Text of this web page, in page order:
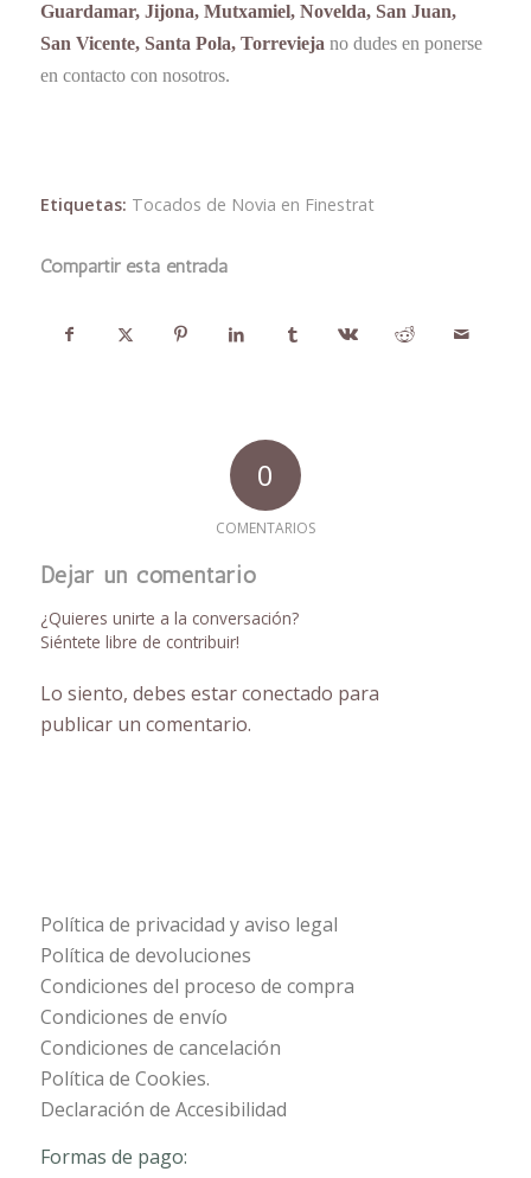
Guardamar, Jijona, Mutxamiel, Novelda, San Juan,
San Vicente, Santa Pola, Torrevieja no dudes en ponerse
en contacto con nosotros.
Etiquetas: Tocados de Novia en Finestrat
Compartir esta entrada
0
COMENTARIOS
Dejar un comentario
¿Quieres unirte a la conversación?
Siéntete libre de contribuir!
Lo siento, debes estarconectado para
publicar un comentario.
Política de privacidad y aviso legal
Política de devoluciones
Condiciones del proceso de compra
Condiciones de envío
Condiciones de cancelación
Política de Cookies.
Declaración de Accesibilidad
Formas de pago: